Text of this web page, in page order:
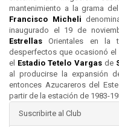
mantenimiento a la grama
Francisco Micheli
inaugurado el 19 de
Estrellas Orientales en la
desperfectos que ocasionó el
el Estadio Tetelo Vargasde
al producirse la expansión
entonces Azucareros del
partir de la estación de 1983-
Suscribirte al Club